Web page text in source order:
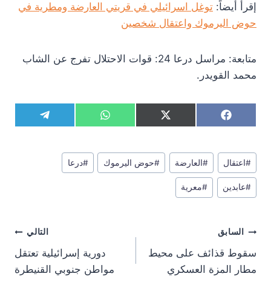
إقرأ أيضاً: توغل اسرائيلي في قريتي العارضة ومطرية في
حوض اليرموك واعتقال شخصين
متابعة: مراسل درعا 24: قوات الاحتلال تفرج عن الشاب
محمد القويدر.
S
h
r
e
o
n
F
a
e
b
o
o
k
S
h
r
o
X
(
w
t
S
h
r
e
o
W
h
t
s
A
S
h
T
e
وسوم
المقال:
#اعتقال #العارضة #حوض اليرموك #درعا
#عابدين #معرية
تصفّح
المقالات
السابق
سقوط قذائف على محيط
مطار المزة العسكري
التالي
دورية إسرائيلية تعتقل
مواطن جنوبي القنيطرة